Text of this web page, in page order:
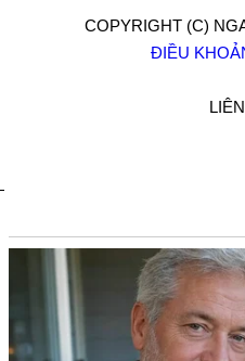
COPYRIGHT (C)
ĐIỀU